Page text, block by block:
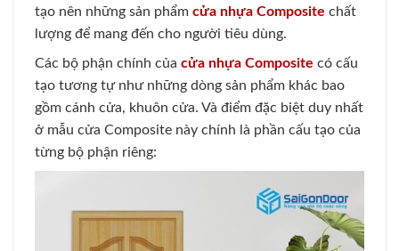
tạo nên những sản phẩm cửa nhựa Composite chất
lượng để mang đến cho người tiêu dùng.
Các bộ phận chính của cửa nhựa Composite có cấu
tạo tương tự như những dòng sản phẩm khác bao
gồm cánh cửa, khuôn cửa. Và điểm đặc biệt duy nhất
ở mẫu cửa Composite này chính là phần cấu tạo của
từng bộ phận riêng: